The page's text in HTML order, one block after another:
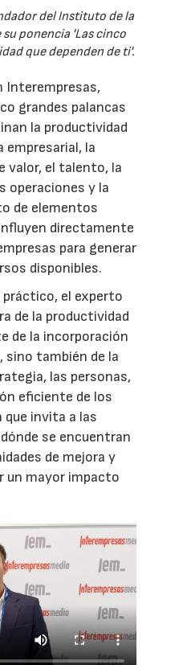
del Instituto de la
ponencia 'Las cinco
que dependen de ti'.
Interempresas,
grandes palancas
la productividad
la
valor, el talento, la
operaciones y la
de elementos
directamente
para generar
disponibles.
práctico, el experto
de la productividad
de la incorporación
sino también de la
las personas,
eficiente de los
que invita a las
se encuentran
de mejora y
un mayor impacto